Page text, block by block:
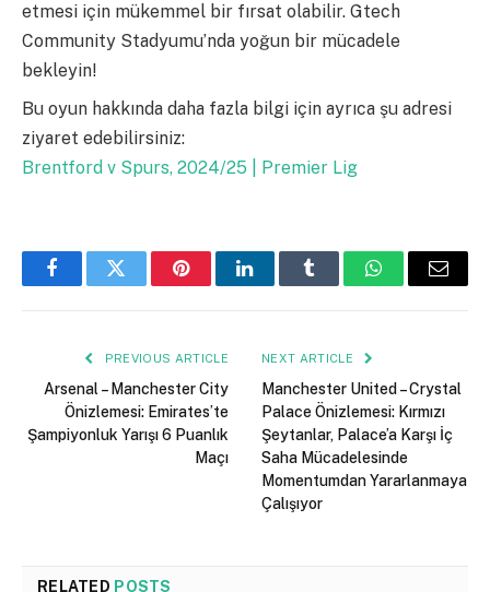
etmesi için mükemmel bir fırsat olabilir. Gtech
Community Stadyumu’nda yoğun bir mücadele
bekleyin!
Bu oyun hakkında daha fazla bilgi için ayrıca şu adresi
ziyaret edebilirsiniz:
Brentford v Spurs, 2024/25 | Premier Lig
FacebookTwitter PinterestLinkedInTumblr WhatsAppEmail
PREVIOUS ARTICLE
Arsenal – Manchester City
Önizlemesi: Emirates’te
Şampiyonluk Yarışı 6 Puanlık
Maçı
NEXT ARTICLE
Manchester United – Crystal
Palace Önizlemesi: Kırmızı
Şeytanlar, Palace’a Karşı İç
Saha Mücadelesinde
Momentumdan Yararlanmaya
Çalışıyor
RELATED POSTS